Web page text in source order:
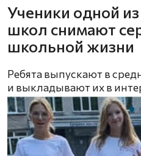
Ученики одной
школ снимают
школьной жизни
Ребята выпускают в
и выкладывают их в